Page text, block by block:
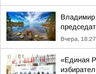
Владимир
Вчера, 18:27
«Единая